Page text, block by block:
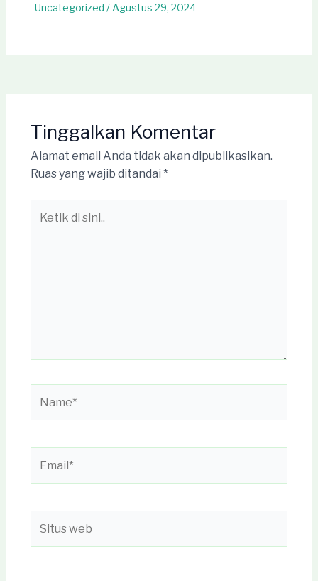
Uncategorized /Agustus 29, 2024
Tinggalkan Komentar
Alamat email Anda tidak akan dipublikasikan.
Ruas yang wajib ditandai *
web